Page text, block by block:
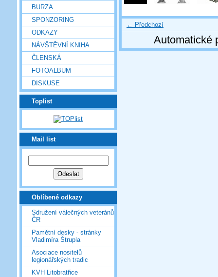
BURZA
SPONZORING
ODKAZY
NÁVŠTĚVNÍ KNIHA
ČLENSKÁ
FOTOALBUM
DISKUSE
Toplist
Mail list
Oblíbené odkazy
Sdružení válečných veteránů
ČR
Pamětní desky - stránky
Vladimíra Štrupla
Asociace nositelů
legionářských tradic
KVH Litobratřice
← Předchozí
Automatické